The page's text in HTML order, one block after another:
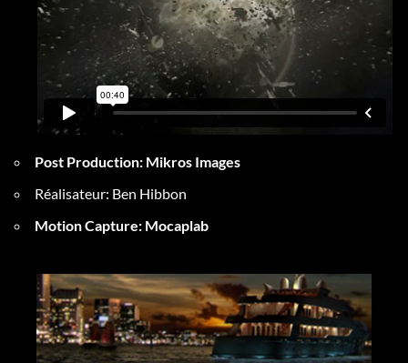
Post Production: Mikros Images
Réalisateur: Ben Hibbon
Motion Capture: Mocaplab